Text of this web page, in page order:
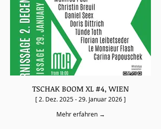
TSCHAK BOOM XL #4, WIEN
[ 2. Dez. 2025 - 29. Januar 2026 ]
Mehr erfahren →